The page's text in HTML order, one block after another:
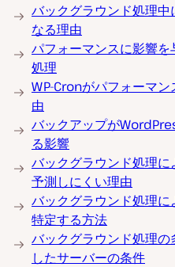
バックグラウンド処理
なる理由
パフォーマンスに影響
処理
WP-Cronがパフォーマ
由
バックアップが
る影響
バックグラウンド処理
予測しにくい理由
バックグラウンド処理
特定する方法
バックグラウンド処理
したサーバーの条件